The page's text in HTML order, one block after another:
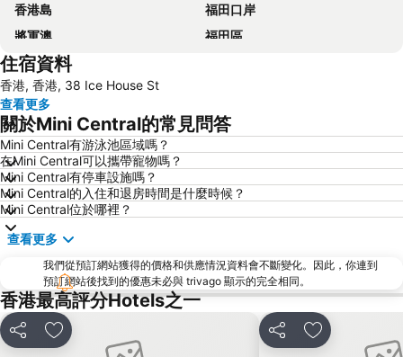
香港島
福田口岸
將軍澳
福田區
Mong Kok Metro Station
南山區
元朗
紅磡
天水圍
Wan Chai Metro Station
海洋公園
深水埗區
黃金海岸
香港迪士尼樂園
新界
羅湖口岸
羅湖
North Point Metro Station
中環
Cheung Chau
羅湖口岸
Sheung Wan Metro Station
Tsing Yi Metro Station
寶安區
住宿資料
香港, 香港, 38 Ice House St
查看更多
關於Mini Central的常見問答
Mini Central有游泳池區域嗎？
在Mini Central可以攜帶寵物嗎？
Mini Central有停車設施嗎？
Mini Central的入住和退房時間是什麼時候？
Mini Central位於哪裡？
查看更多
我們從預訂網站獲得的價格和供應情況資料會不斷變化。因此，你連到
預訂網站後找到的優惠未必與 trivago 顯示的完全相同。
香港最高評分Hotels之一
分享 放到收藏夾 分享 放到收藏夾